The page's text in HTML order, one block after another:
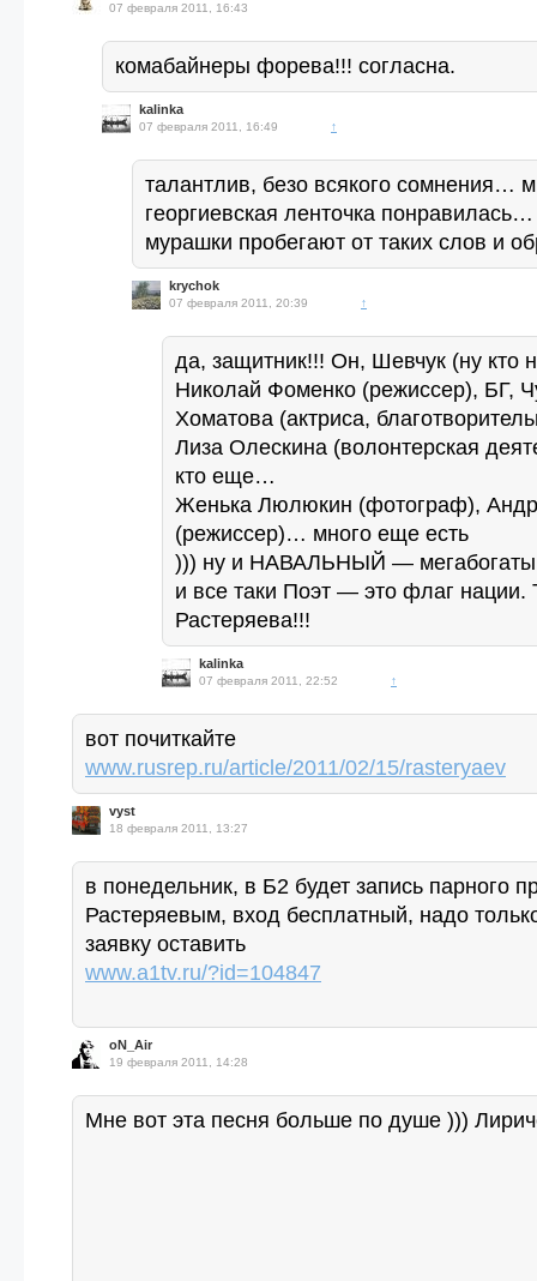
07 февраля 2011, 16:43
комабайнеры форева!!! согласна.
kalinka
07 февраля 2011, 16:49 ↑
талантлив, безо всякого сомнения…
георгиевская ленточка
мурашки пробегают от таких слов и
krychok
07 февраля 2011, 20:39 ↑
да, защитник!!! Он, Шевчук (ну кто
Николай Фоменко (режиссер), БГ,
Хоматова (актриса,
Лиза Олескина (волонтерская
кто еще…
Женька Люлюкин (фотограф),
(режиссер)… много еще есть
))) ну и НАВАЛЬНЫЙ —
и все таки Поэт — это флаг нации.
Растеряева!!!
kalinka
07 февраля 2011, 22:52 ↑
вот почиткайте
www.rusrep.ru/article/2011/02/15/rasteryaev
vyst
18 февраля 2011, 13:27
в понедельник, в Б2 будет запись парного
Растеряевым, вход бесплатный, надо
заявку оставить
www.a1tv.ru/?id=104847
oN_Air
19 февраля 2011, 14:28
Мне вот эта песня больше по душе )))